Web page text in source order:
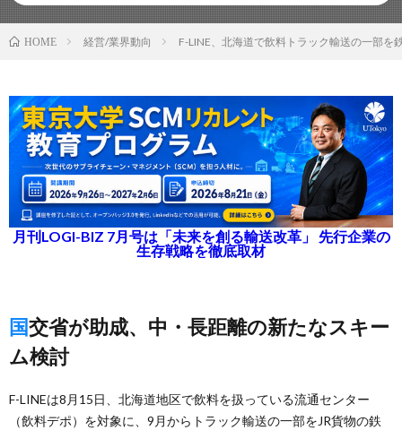
HOME 経営/業界動向 F-LINE、北海道で飲料トラック輸送の一部を
月刊LOGI-BIZ 7月号は「未来を創る輸送改革」 先行企業の
生存戦略を徹底取材
国交省が助成、中・長距離の新たなスキー
ム検討
F-LINEは8月15日、北海道地区で飲料を扱っている流通センター
（飲料デポ）を対象に、9月からトラック輸送の一部をJR貨物の鉄